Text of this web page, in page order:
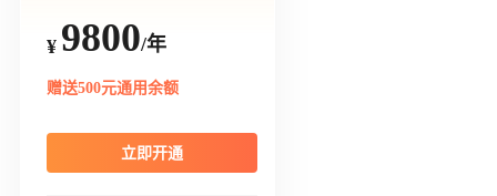
¥ 9800/年
赠送500元通用余额
立即开通